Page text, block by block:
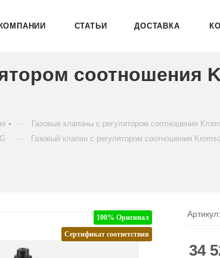
СТАТЬИ ДОСТАВКА
соотношения
Газовые клапаны с регулятором соотношения
Газовый клапан с регулятором соотношения
100% Оригинал
Сертификат соответствия
Артикул:
34